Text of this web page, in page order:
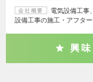
会社概要
電気設備工事
設備工事の施工・アフター
興味